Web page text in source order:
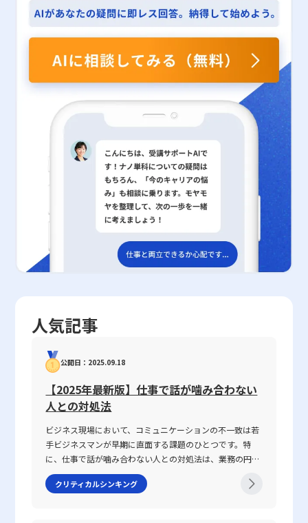
企業戦略が求められる中で、コモディティ化への対策は企業存続の
鍵を握る要素となります。 経営者や若手ビジネスマンにとって、
これらの実践的な対策を理解し、自社に適した戦略を策定すること
は、2025年以降のビジネスシーンにおける成功のための重要な要
素と言えるでしょう。 以上の知見を踏まえ、各企業が独自の強み
を再認識し、創造的な発想と実行力をもって市場に挑むことが、今
後の持続的な成長と競争優位性の確保につながると考えられます。
られる。硬直的な運用は、かえって戦略の効果を損なう可能性があ
点を踏まえた上で、現代の販促戦略は、ただ単に情報や商品の提供
を行うのではなく、消費者との双方向のコミュニケーションを構築
することが求められる。時には、一度策定した戦略を見直し、改善
する柔軟性を確保するため、PDCAサイクルの導入も重要な手法と
なる。さらに、若手ビジネスマンにとっては、専門家の助言を積極
的に取り入れること、そして最新のテクノロジーを活用すること
が、販促戦略の成功に直結するという認識が必要である。実践段階
では、自社内だけで完結せず、外部のコンサルティングサービスや
専門ツールを活用し、戦略のブラッシュアップと効率化を図ること
が成功の鍵となる。 まとめ 以上、本記事では販促戦略の本質とそ
の効果的な運用方法、さらに実践における注意点について解説して
きた。販促戦略は、消費者に対して単に商品・サービスを伝えるだ
けでなく、購入行動に至る過程全体を設計する複合的な手法であ
る。オンラインとオフラインのチャネルを巧みに組み合わせ、STP
分析やPASONAの法則といったフレームワークを取り入れることに
より、戦略全体の精度や効果が大幅に向上する。また、戦略の成功
には、事前の市場分析や消費者の生の声の反映、適切なコスト管理
の見直しが必要となるであろう。特に、若手ビジネスマンにとって
れ、時代に即した柔軟な戦略構築が求められる。最終的に、販促戦
略は企業全体の成長戦略の重要な一環であり、実践と改善のサイク
ルを通じて、持続的な業績向上を実現するための基盤となる。企業
が市場で優位に立つためには、短期的な成果だけでなく、中長期的
な視点に立った戦略の策定と運用が不可欠である。これらの視点を
踏まえ、現在の市場環境に適応した販促戦略の確立が、企業の成長
およびブランド価値の向上に直結することは明白である。今後も
日々変化する市場ニーズに柔軟に対応し、戦略的な実践を続けるこ
とが、若手ビジネスマンにとって大きな成長機会となるであろう。
ンド連想は、消費者が製品やサービスの購入を決定する際に、無意
識のうちに形成される大きな心理的要素です。企業は、まずブラン
ド認知から始まり、製品の特徴、ブランドイメージの定着、シチュ
エーションの連想、ブランドロイヤルティの確立、そして最終的な
感情移入という6つのステップを着実に実行することにより、強固
なブランド連想を構築することが可能となります。 特に、アップ
ルやダイソンといった成功事例は、消費者の記憶に深く刻まれるブ
ランドイメージの形成が、企業の持続的な成長に寄与している好例
です。これらの企業は、独自のデザイン哲学、革新的技術、そして
一貫性のあるブランディング戦略を通じて、消費者に高い信頼感と
強い愛着を与えてきました。一方、ブランド連想の形成において
は、伝えるメッセージの一貫性、オンラインとオフラインの統合的
なマーケティング、さらにはステークホルダー間の協力体制が、成
功の鍵となる点にも留意する必要があります。 20代の若手ビジネ
スマンにとって、これらの戦略は、今後のキャリア形成や自社のマ
ーケティング活動においても非常に参考になる内容です。市場環境
が高度にデジタル化している今日、消費者とのコミュニケーション
手段やブランド価値の形成方法は大きく変化しており、柔軟かつ戦
略的に対応することが求められます。企業が今後も競争優位性を保
戦略そのものに深く根付いた概念として捉えるべきものです。パッ
べてこの戦略の一翼を担っており、各要素が有機的に連携すること
で、消費者の心に強烈な印象を植え付けることができるのです。今
後、企業がさらなる成長と差別化を図るためには、ブランド連想の
形成とその最適化に注力することが、決定的な成果へとつながるで
しょう。 このように、ブランド連想の構築は、単なる企業のイメ
ージ戦略だけでなく、消費者の心に働きかける全社的な取組みとし
て捉えるべきです。一貫性のあるデザイン、明確なメッセージ、そ
して消費者との信頼関係の構築を通じて、ブランドは市場において
様には、このプロセスを戦略的に理解し、自身のビジネスシーンに
理解が重要な判断基準となる。競合他社との比較分析も踏まえ、事
前に市場テストや消費者調査を実施することで、価格変更の影響範
囲をより正確に把握できる。このため、適切なデータ分析ツールの
導入や市場調査専門家との連携が求められ、企業全体での戦略的な
取り組みが不可欠である。 更に、小売業やメーカー間の協議にお
いても、価格弾力性の理解は重要な役割を担う。販売戦略の調整や
キャンペーンの実施、時には卸価格の見直しにおいて、双方が納得
できる形での価格調整が行われなければ、結果として市場全体に悪
影響を及ぼす恐れがある。このような連携の中で、正確な需要予測
と適切な価格設定が企業間の信頼関係の維持と市場競争力の強化に
つながる。 まとめ 本記事では、価格弾力性の定義、計算方法、具
体例、及びその活用場面と注意点について詳細に解説した。価格弾
力性は、商品やサービスの販売戦略において極めて重要な指標であ
り、数値が1を超える場合は価格変更が需要に大きな影響を及ぼす
ことを意味し、1を下回る場合は比較的安定した需要が維持される
ことを示す。この指標を正確に把握することにより、企業は新商品
の価格設定、既存商品の価格見直し、割引やキャンペーンの効果測
定、さらに市場の外部要因に対するリスク管理を戦略的に行うこと
が可能となる。また、競合他社との比較分析や市場調査の結果を積
様化に伴い、より高度なデータ分析と迅速な意思決定が求められ
識をしっかりと身につけ、市場での競争優位性を確保するための戦
略的ツールとして活用することが推奨される。最終的に、企業は自
社商品の特性に応じた価格政策を構築し、安定した収益と市場シェ
アの拡大を目指すべきである。価格弾力性の正確な理解と応用は、
経営資源の効率的配分とリスク管理の両面から、持続可能な成長戦
略の策定に資するものである。
ような情報を提供すべきかが明確になる。 クリエイティブ戦略に
る。情報を詰め込みすぎると、伝えたいメッセージが不明瞭にな
り、結果として効果が半減するリスクがある。したがって、伝える
コンテンツは絞り込み、ターゲットに刺さるキーメッセージに集中
する必要がある。 また、広告出稿後はPDCAサイクル（Plan, Do,
Check, Action）を迅速かつ継続的に回すことが求められる。広告
のクリック率やコンバージョン率、さらには顧客からの反応などの
指標を定期的にモニタリングし、戦略の改善点や課題を的確に把握
することが、長期的な広告運用の成功につながる。 これらのプロ
セスを徹底するためには、専門的な知識のみならず、実際の広告運
用経験が求められることから、必要に応じて広告代理店などのプロ
フェッショナルと協業し、最適な広告戦略を構築することが極めて
有効な手段となる。 まとめ 広告戦略は、現代の激しい市場競争の
中でブランド認知を高め、購買行動を促進するための重要なマーケ
ティング施策である。戦略の立案に際しては、目的と予算の明確
化、ターゲットの詳細な設定、最適なメディアとクリエイティブの
選定が求められる。具体的には、3C分析、SWOT分析、STP分析と
いったフレームワークを効果的に活用することで、自社の強みや市
向を踏まえたメディア戦略と、明確に絞り込まれたクリエイティブ
告戦略を策定する際には、広告自体が目的化することなく、マーケ
ティングの一環としての各プロセスを慎重に設計する必要がある。
さらに、広告出稿後もPDCAサイクルを通じて効果測定と戦略の軌
道修正を継続的に実施し、常に市場の変化に適応する体制が求めら
れる。 現代においては、デジタル技術の進展やSNSの普及に伴
い、従来のマスメディアだけでなく、オンラインやソーシャルメデ
ィアを活用した広告戦略が新たな潮流として注目されている。若手
ビジネスマンにとって、これらの知識と手法を習得することは、将
来のキャリア形成において大きな強みとなるだろう。 最終的に、
広告戦略の成功には、マーケティング全体の理解と共に、企業やブ
人気記事
公開日：2025.09.18
【2025年最新版】仕事で話が噛み合わない
人との対処法
ビジネス現場において、コミュニケーションの不一致は若
手ビジネスマンが早期に直面する課題のひとつです。特
に、仕事で話が噛み合わない人との対処法は、業務の円滑
な遂行や信頼関係の構築に直結する重要なテーマです。
2025年の現代において、情報の多様化や働き方の変化が進
クリティカルシンキング